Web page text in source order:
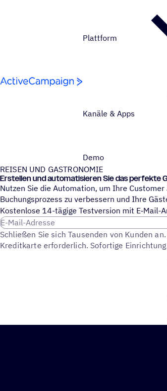
Plattform
Kanäle & Apps
Demo
REISEN UND GASTRONOMIE
Erstel­len und auto­ma­ti­sie­ren Sie das perfekte
Nutzen Sie die Automation, um Ihre
Buchungsprozess zu verbessern und Ihre
Kosten­lose 14-tägige Test­ver­sion mit E‑Mail-
E-Mail-Adresse
Schließen Sie sich Tausenden von Kunden
Kreditkarte erforderlich. Sofortige